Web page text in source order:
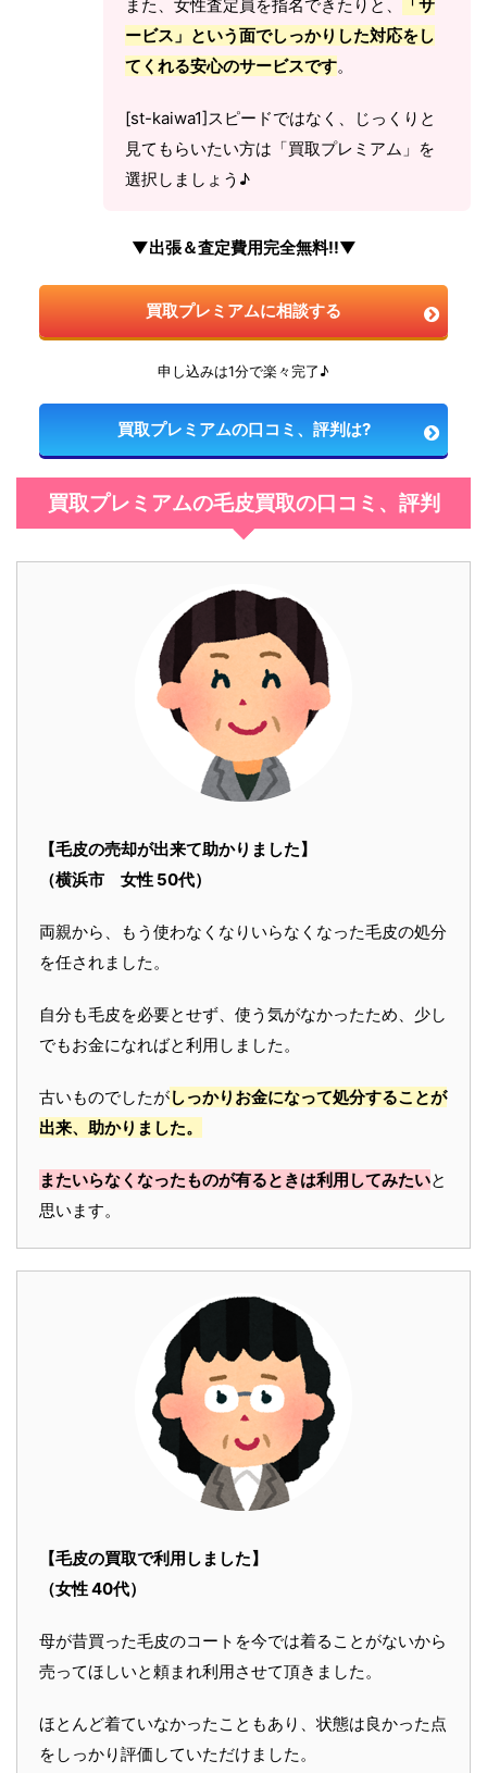
また、女性査定員を指名できたりと、
「サ
ービス」という面でしっかりした対応をし
てくれる安心のサービスです。
[st-kaiwa1]スピードではなく、じっくりと
見てもらいたい方は「買取プレミアム」を
選択しましょう♪
▼出張＆査定費用完全無料!!▼
買取プレミアムに相談する
申し込みは1分で楽々完了♪
買取プレミアムの口コミ、評判は?
買取プレミアムの毛皮買取の口コミ、評判
【毛皮の売却が出来て助かりました】
（横浜市 女性 50代）
両親から、もう使わなくなりいらなくなった毛皮の処分
を任されました。
自分も毛皮を必要とせず、使う気がなかったため、少し
でもお金になればと利用しました。
古いものでしたがしっかりお金になって処分することが
出来、助かりました。
またいらなくなったものが有るときは利用してみたいと
思います。
【毛皮の買取で利用しました】
（女性 40代）
母が昔買った毛皮のコートを今では着ることがないから
売ってほしいと頼まれ利用させて頂きました。
ほとんど着ていなかったこともあり、状態は良かった点
をしっかり評価していただけました。